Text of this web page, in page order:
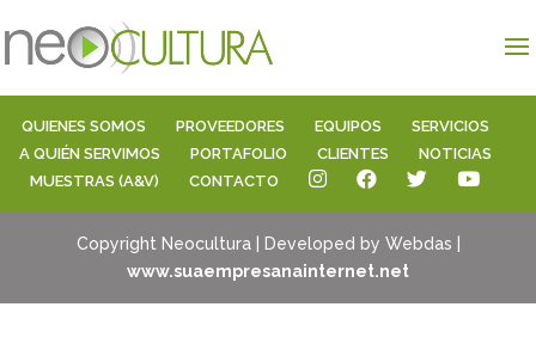
QUIENES SOMOS PROVEEDORES EQUIPOS
SERVICIOS
A QUIÉN SERVIMOS
PORTAFOLIO CLIENTES
NOTICIAS
MUESTRAS (A&V)
CONTACTO
Copyright Neocultura | Developed by Webdas |
www.suaempresanainternet.net